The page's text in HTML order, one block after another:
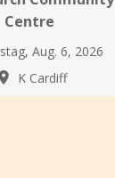
Centre
Aug. 6, 2026
K Cardiff